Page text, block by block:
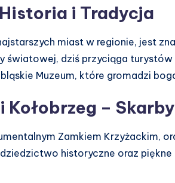
i Tradycja
miast w regionie, jest
światowej, dziś przyciąga
Muzeum, które gromadzi
Kołobrzeg –
Zamkiem Krzyżackim,
historyczne oraz